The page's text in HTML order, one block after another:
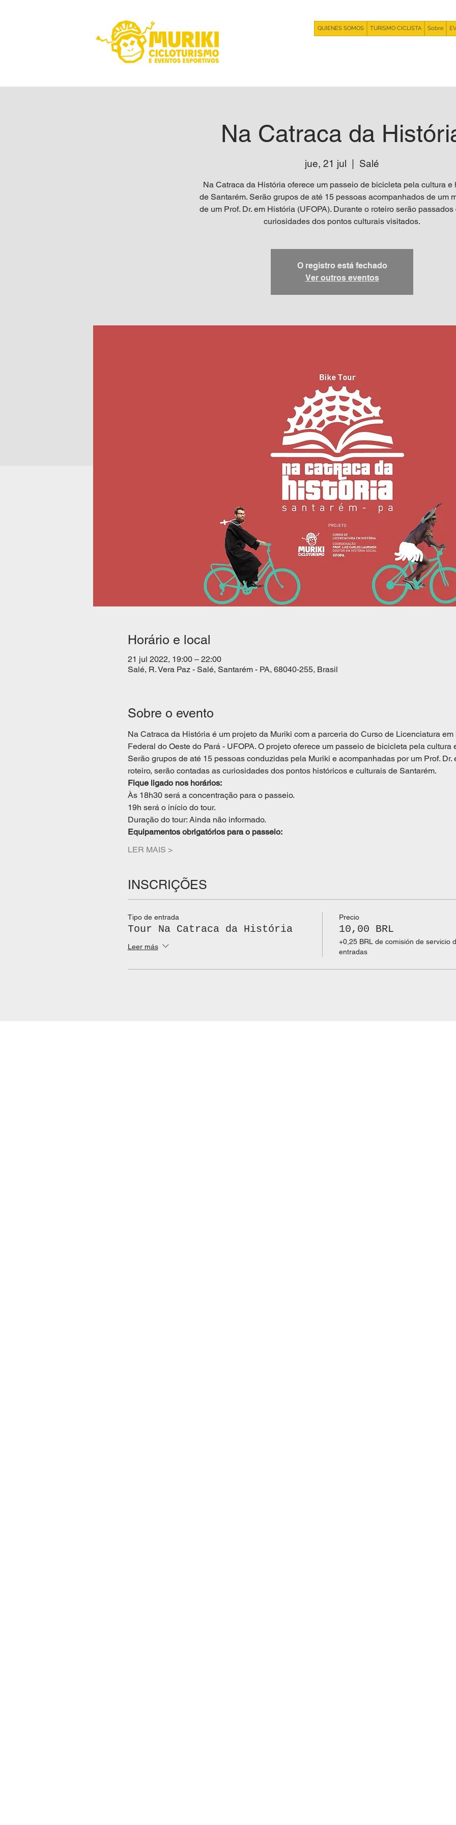
QUIENES SOMOS TURISMO CICLISTA Sobre
Na Catraca da
jue, 21 jul Salé
Na Catraca da História oferece um passeio de bicicleta pela cultura e
de Santarém. Serão grupos de até 15 pessoas acompanhados de um
de um Prof. Dr. em História (UFOPA). Durante o roteiro serão
curiosidades dos pontos culturais visitados.
O registro está fechado
Ver outros eventos
Horário e local
21 jul 2022, 19:00 – 22:00
Salé, R. Vera Paz - Salé, Santarém - PA, 68040-255, Brasil
Sobre o evento
Na Catraca da História é um projeto da Muriki com a parceria do Curso de Licenciatura
Federal do Oeste do Pará - UFOPA. O projeto oferece um passeio de bicicleta pela cultura
Serão grupos de até 15 pessoas conduzidas pela Muriki e acompanhadas por um Prof. Dr.
roteiro, serão contadas as curiosidades dos pontos históricos e culturais de Santarém.
Fique ligado nos horários:
Às 18h30 será a concentração para o passeio.
19h será o início do tour.
Duração do tour: Ainda não informado.
Equipamentos obrigatórios para o passeio:
LER MAIS >
INSCRIÇÕES
Tipo de entrada
Tour Na Catraca da História
Leer más
Precio
10,00 BRL
+0,25 BRL de comisión de servicio
entradas